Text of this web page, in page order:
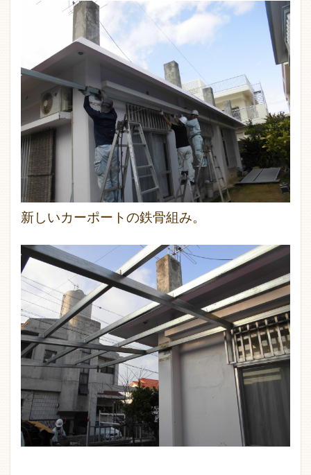
新しいカーポートの鉄骨組み。